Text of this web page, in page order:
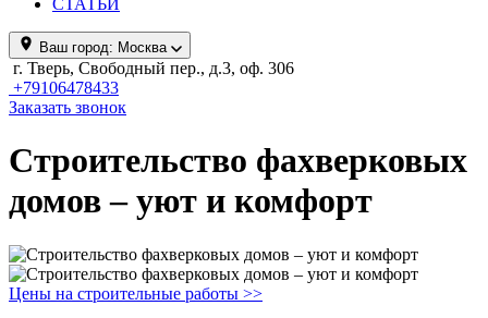
СТАТЬИ
Ваш город: Москва
г. Тверь, Свободный пер., д.3, оф. 306
+79106478433
Заказать звонок
Строительство фахверковых
домов – уют и комфорт
Цены на строительные работы >>